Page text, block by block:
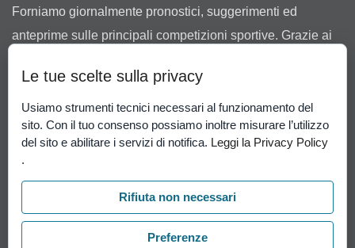
Forniamo giornalmente pronostici, suggerimenti ed
anteprime sulle principali competizioni sportive. Grazie ai
bookmaker in possesso di regolare concessione ad
operare in Italia rilasciata dall’Agenzia delle Dogane e dei
Monopoli.
vietato ai minori di 18 anni.Gioco Responsabile-
Probabilità di vincita.
Le tue scelte sulla privacy
Usiamo strumenti tecnici necessari al funzionamento del
sito. Con il tuo consenso possiamo inoltre misurare l’utilizzo
del sito e abilitare i servizi di notifica. Leggi la Privacy Policy
.
Rifiuta non necessari
Preferenze